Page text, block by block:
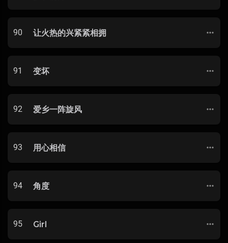
90 让火热的兴紧紧相拥
91 变坏
92 爱乡一阵旋风
93 用心相信
94 角度
95 Girl